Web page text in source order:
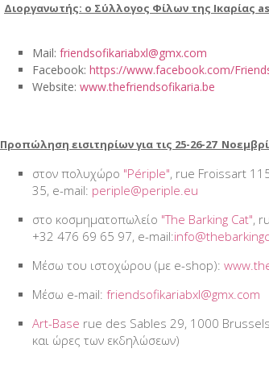
Διοργανωτής: ο Σύλλογος Φίλων της Ικαρίας
Mail: friendsofikariabxl@gmx.com
Facebook: https://www.facebook.com/
Website: www.thefriendsofikaria.be
Προπώληση εισιτηρίων για τις 25-26-27
στον πολυχώρο "Périple", rue Froissart
35, e-mail: periple@periple.eu
στο κοσμηματοπωλείο "The Barking Cat",
+32 476 69 65 97, e-mail:
Μέσω του ιστοχώρου (με e-shop):
Μέσω e-mail: friendsofikariabxl@gmx.com
Art-Base rue des Sables 29, 1000
και ώρες των εκδηλώσεων)